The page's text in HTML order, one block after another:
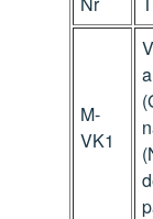
M-
VK1